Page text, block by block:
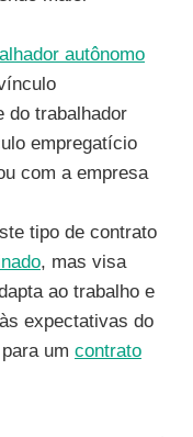
autônomo
do trabalhador
empregatício
com a empresa
tipo de contrato
, mas visa
ao trabalho e
expectativas do
um contrato